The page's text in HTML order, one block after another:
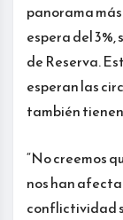
panorama
espera del
de Reserva.
esperan las
también
“No creemos
nos han
conflictividad